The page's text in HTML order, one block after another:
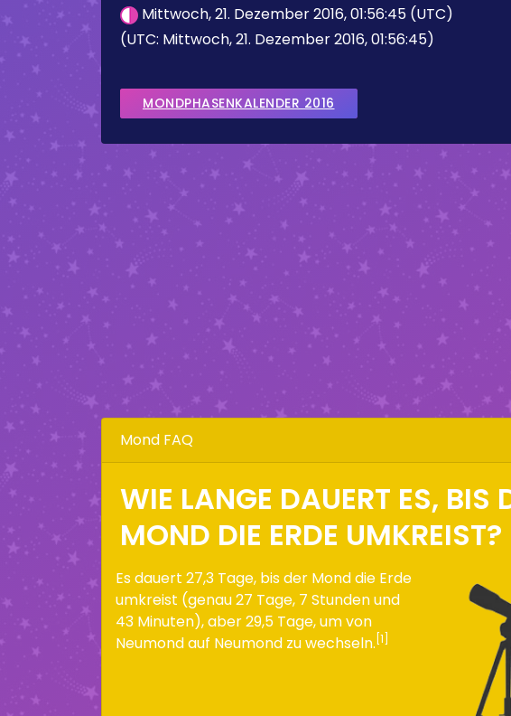
Mittwoch, 21. Dezember 2016, 01:56:45 (UTC)
(UTC: Mittwoch, 21. Dezember 2016, 01:56:45)
MONDPHASENKALENDER 2016
Mond FAQ
WIE LANGE DAUERT ES, BIS
MOND DIE ERDE UMKREIST?
Es dauert 27,3 Tage, bis der Mond die Erde
umkreist (genau 27 Tage, 7 Stunden und
43 Minuten), aber 29,5 Tage, um von
Neumond auf Neumond zu wechseln. [1]